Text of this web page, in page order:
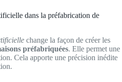
dans la préfabrication de
change la façon de créer les
préfabriquées. Elle permet une
Cela apporte une précision inédite